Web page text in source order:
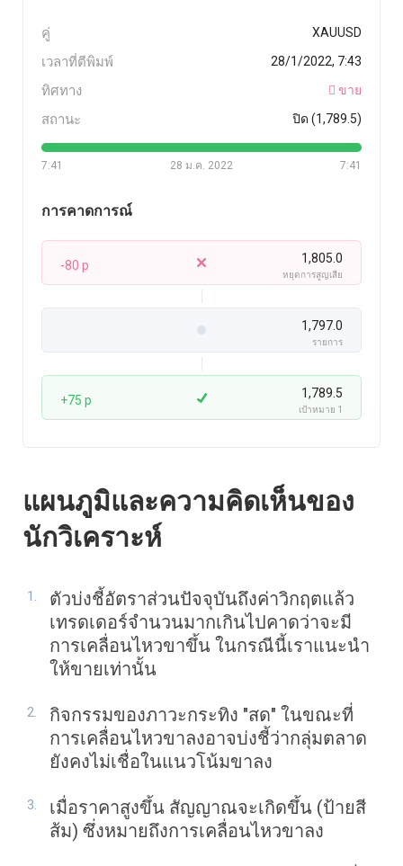
คู่ XAUUSD
เวลาที่ตีพิมพ์ 28/1/2022, 7:43
ทิศทาง ขาย
สถานะ ปิด (1,789.5)
7:41 7:41
28 ม.ค. 2022
การคาดการณ์
-80 p 1,805.0
หยุดการสูญเสีย
1,797.0
รายการ
+75 p 1,789.5
เป้าหมาย 1
แผนภูมิและความคิดเห็นของ
นักวิเคราะห์
ตัวบ่งชี้อัตราส่วนปัจจุบันถึงค่าวิกฤตแล้ว
เทรดเดอร์จำนวนมากเกินไปคาดว่าจะมี
การเคลื่อนไหวขาขึ้น ในกรณีนี้เราแนะนำ
ให้ขายเท่านั้น
กิจกรรมของภาวะกระทิง "สด" ในขณะที่
การเคลื่อนไหวขาลงอาจบ่งชี้ว่ากลุ่มตลาด
ยังคงไม่เชื่อในแนวโน้มขาลง
เมื่อราคาสูงขึ้น สัญญาณจะเกิดขึ้น (ป้ายสี
ส้ม) ซึ่งหมายถึงการเคลื่อนไหวขาลง